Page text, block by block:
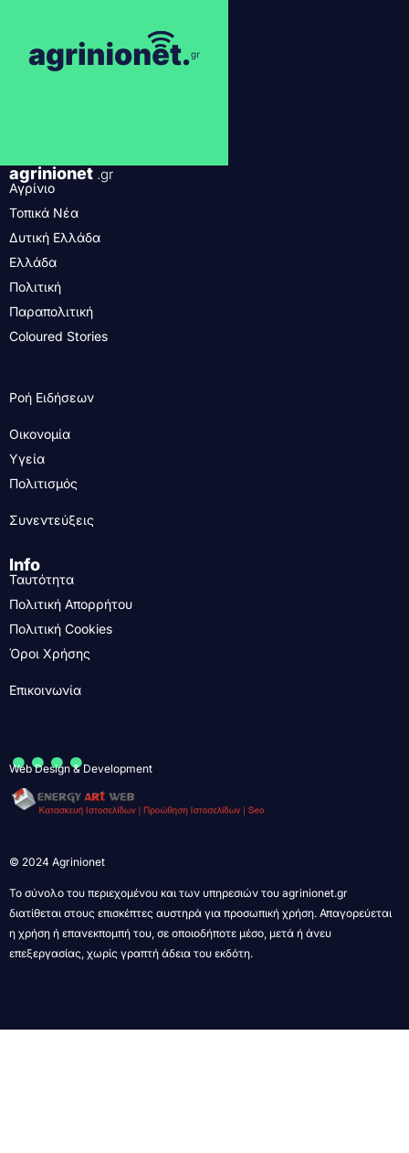
agrinionet .gr
Αγρίνιο
Τοπικά Νέα
Δυτική Ελλάδα
Ελλάδα
Πολιτική
Παραπολιτική
Coloured Stories
Ροή Ειδήσεων
Οικονομία
Υγεία
Πολιτισμός
Συνεντεύξεις
Info
Ταυτότητα
Πολιτική Απορρήτου
Πολιτική Cookies
Όροι Χρήσης
Επικοινωνία
....
Web Design & Development
© 2024 Agrinionet
Το σύνολο του περιεχομένου και των υπηρεσιών του agrinionet.gr
διατίθεται στους επισκέπτες αυστηρά για προσωπική χρήση. Απαγορεύεται
η χρήση ή επανεκπομπή του, σε οποιοδήποτε μέσο, μετά ή άνευ
επεξεργασίας, χωρίς γραπτή άδεια του εκδότη.